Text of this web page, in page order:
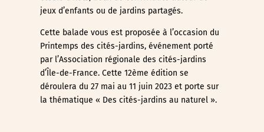
jeux d’enfants ou de jardins partagés.
Cette balade vous est proposée à l’occasion du
Printemps des cités-jardins, événement porté
par l’Association régionale des cités-jardins
d’Île-de-France. Cette 12ème édition se
déroulera du 27 mai au 11 juin 2023 et porte sur
la thématique « Des cités-jardins au naturel ».